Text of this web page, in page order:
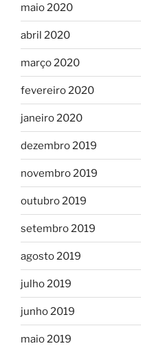
maio 2020
abril 2020
março 2020
fevereiro 2020
janeiro 2020
dezembro 2019
novembro 2019
outubro 2019
setembro 2019
agosto 2019
julho 2019
junho 2019
maio 2019